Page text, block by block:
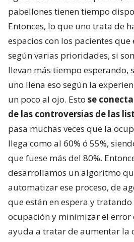
pabellones tienen tiempo
Entonces, lo que uno trata de
espacios con los pacientes que
según varias prioridades, si
llevan más tiempo esperando,
uno llena eso según la
un poco al ojo. Esto se
de las controversias de las
pasa muchas veces que la
llega como al 60% ó 55%,
que fuese más del 80%.
desarrollamos un algoritmo
automatizar ese proceso, de
que están en espera y
ocupación y minimizar el error
ayuda a tratar de aumentar la